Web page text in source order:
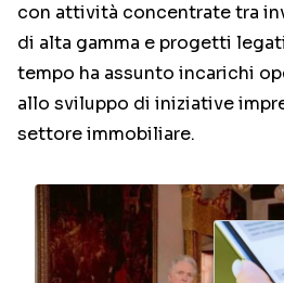
con attività concentrate tra
di alta gamma e progetti
tempo ha assunto incarichi
allo sviluppo di iniziative
settore immobiliare.